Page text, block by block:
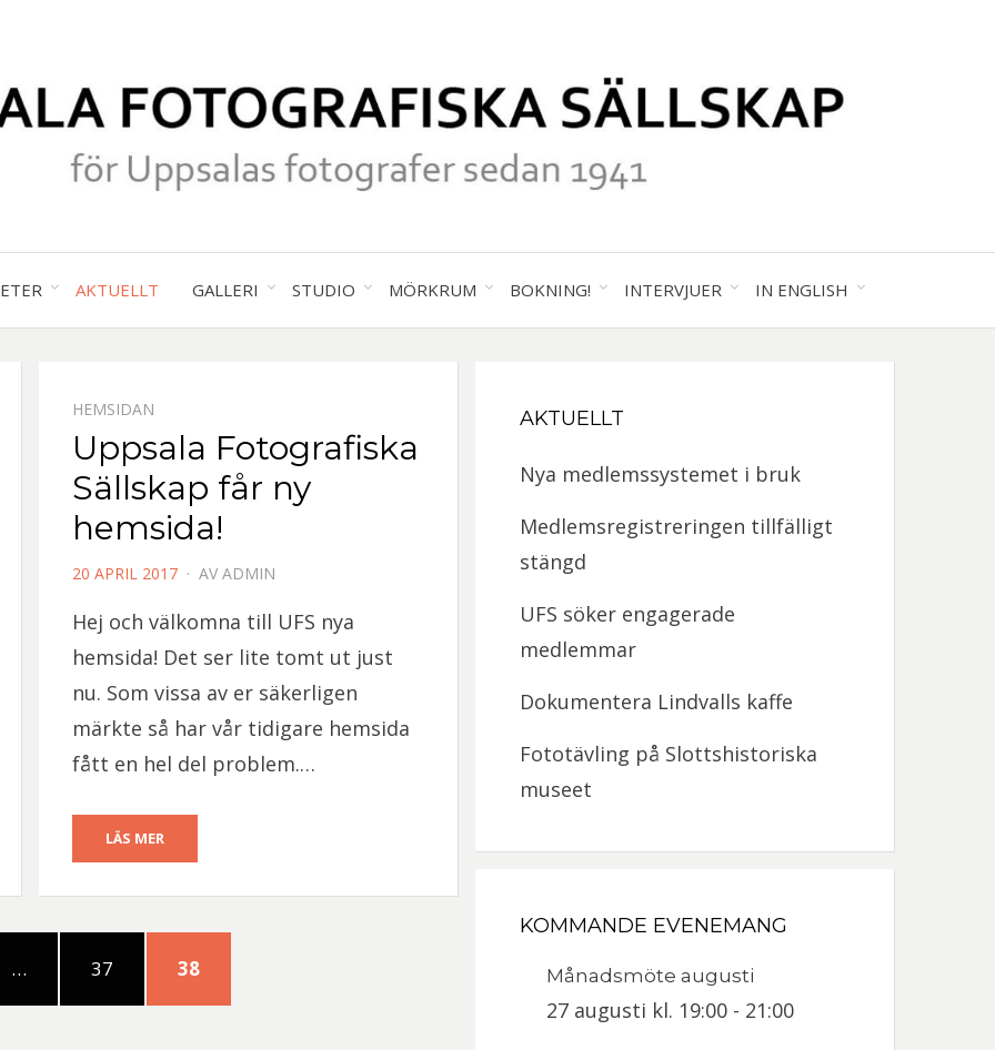
UPPSALA
FOTOGRAFISKA
SÄLLSKAP
AKTUELLT GALLERI STUDIO MÖRKRUM BOKNING! INTERVJUER IN ENGLISH
HEMSIDAN
Uppsala Fotografiska
Sällskap får ny
hemsida!
PUBLICERAD
20 APRIL 2017 AV ADMIN
Hej och välkomna till UFS nya
hemsida! Det ser lite tomt ut just
nu. Som vissa av er säkerligen
märkte så har vår tidigare hemsida
fått en hel del problem.…
LÄS MER
… SIDA
37 SIDA
38
AKTUELLT
Nya medlemssystemet i bruk
Medlemsregistreringen tillfälligt
stängd
UFS söker engagerade
medlemmar
Dokumentera Lindvalls kaffe
Fototävling på Slottshistoriska
museet
KOMMANDE EVENEMANG
Månadsmöte augusti
27 augusti kl. 19:00 - 21:00